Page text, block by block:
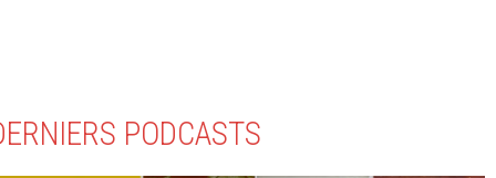
PODCASTS